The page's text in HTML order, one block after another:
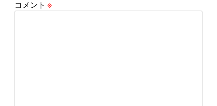
コメント ※